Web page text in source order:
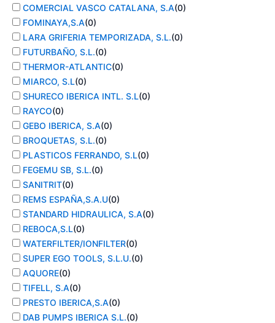
COMERCIAL VASCO CATALANA, S.A(0)
FOMINAYA,S.A(0)
LARA GRIFERIA TEMPORIZADA, S.L.(0)
FUTURBAÑO, S.L.(0)
THERMOR-ATLANTIC(0)
MIARCO, S.L(0)
SHURECO IBERICA INTL. S.L(0)
RAYCO(0)
GEBO IBERICA, S.A(0)
BROQUETAS, S.L.(0)
PLASTICOS FERRANDO, S.L(0)
FEGEMU SB, S.L.(0)
SANITRIT(0)
REMS ESPAÑA,S.A.U(0)
STANDARD HIDRAULICA, S.A(0)
REBOCA,S.L(0)
WATERFILTER/IONFILTER(0)
SUPER EGO TOOLS, S.L.U.(0)
AQUORE(0)
TIFELL, S.A(0)
PRESTO IBERICA,S.A(0)
DAB PUMPS IBERICA S.L.(0)